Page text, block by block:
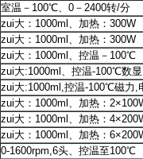
室温－100℃、0－2400转/分
zui大：1000ml、加热：300W
zui大：1000ml、加热：300W
zui大：1000ml、控温－100℃
zui大:1000ml、控温-100℃数显
zui大:1000ml,控温-100℃磁力,
zui大：1000ml、加热：
zui大：1000ml、加热：
zui大：1000ml、加热：
0-1600rpm,6头、控温至100℃